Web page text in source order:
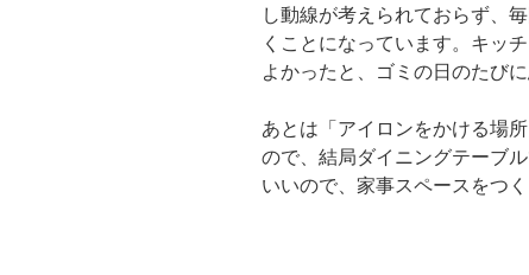
し動線が考えられておらず、
くことになっています。キッ
よかったと、ゴミの日のたびに
あとは「アイロンをかける場
ので、結局ダイニングテーブ
いいので、家事スペースをつ